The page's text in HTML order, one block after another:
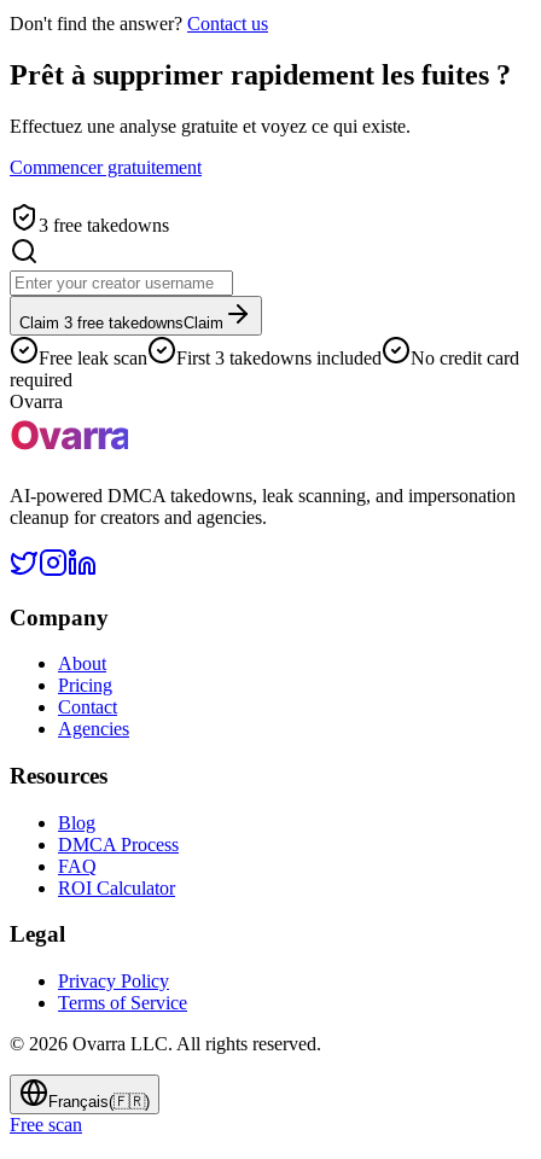
Don't find the answer? Contact us
Prêt à supprimer rapidement les fuites ?
Effectuez une analyse gratuite et voyez ce qui existe.
Commencer gratuitement
3 free takedowns
Claim 3 free takedownsClaim
Free leak scan First 3 takedowns included
No credit card
required
Ovarra
AI-powered DMCA takedowns, leak scanning, and impersonation
cleanup for creators and agencies.
Company
About
Pricing
Contact
Agencies
Resources
Blog
DMCA Process
FAQ
ROI Calculator
Legal
Privacy Policy
Terms of Service
© 2026 Ovarra LLC. All rights reserved.
Français(🇫🇷)
Free scan